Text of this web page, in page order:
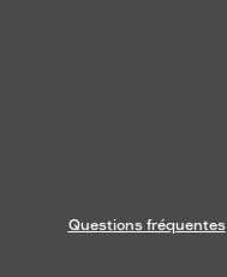
Questions fréquentes